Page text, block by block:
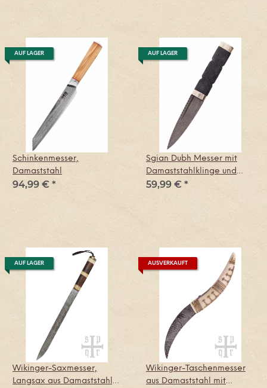
AUF LAGER
Schinkenmesser,
Damaststahl
94,99 € *
AUF LAGER
Sgian Dubh Messer mit
Damaststahlklinge und
Scheide
59,99 € *
AUF LAGER
Wikinger-Saxmesser,
Langsax aus Damaststahl,
AUSVERKAUFT
Wikinger-Taschenmesser
aus Damaststahl mit